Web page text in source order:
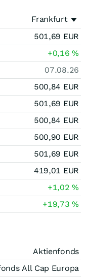
Frankfurt
501,69 EUR
+0,16%
07.08.26
500,84 EUR
501,69 EUR
500,84 EUR
500,90 EUR
501,69 EUR
419,01 EUR
+1,02%
+19,73%
Aktienfonds
All Cap Europa